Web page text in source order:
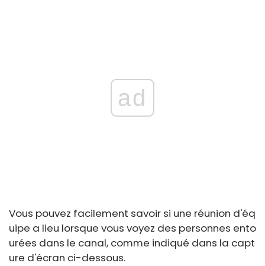
ad
Vous pouvez facilement savoir si une réunion d'éq
uipe a lieu lorsque vous voyez des personnes ento
urées dans le canal, comme indiqué dans la capt
ure d'écran ci-dessous.